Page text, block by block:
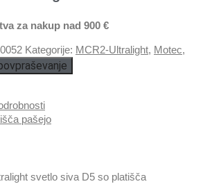
za nakup nad 900 €
Kategorije: MCR2-Ultralight, Motec,
pašejo
svetlo siva D5 so platišča